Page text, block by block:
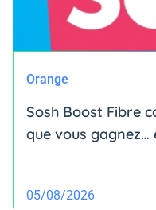
Orange
Sosh Boost Fibre
que vous gagnez…
05/08/2026